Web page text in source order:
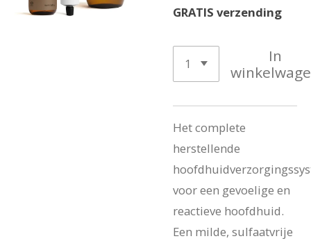
GRATIS verzending
In
Het complete
herstellende
voor een gevoelige en
reactieve hoofdhuid.
Een milde, sulfaatvrije